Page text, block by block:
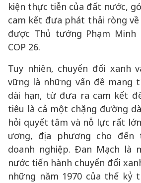
kiện thực tiễn của đất nước,
cam kết đưa phát thải ròng về
được Thủ tướng Phạm Minh
COP 26.
Tuy nhiên, chuyển đổi xanh
vững là những vấn đề mang
dài hạn, từ đưa ra cam kết
tiêu là cả một chặng đường
hỏi quyết tâm và nỗ lực rất
ương, địa phương cho đến
doanh nghiệp. Đan Mạch là
nước tiến hành chuyển đổi
những năm 1970 của thế kỷ